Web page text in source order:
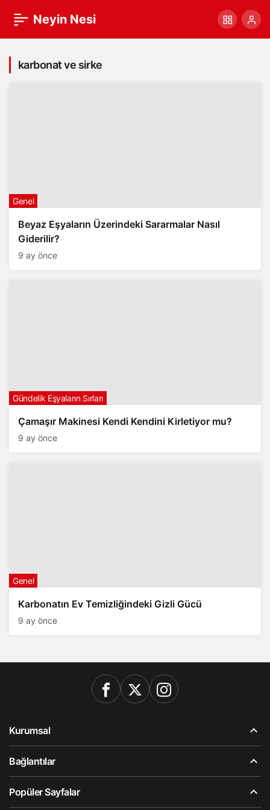
Neyin Nesi
karbonat ve sirke
Beyaz Eşyaların Üzerindeki Sararmalar Nasıl
Giderilir?
Genel
9 ay önce
Çamaşır Makinesi Kendi Kendini Kirletiyor mu?
Gündelik Eşyaların Sırları
9 ay önce
Karbonatın Ev Temizliğindeki Gizli Gücü
Genel
9 ay önce
Kurumsal
Bağlantılar
Popüler Sayfalar